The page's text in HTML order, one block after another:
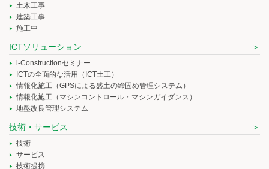
土木工事
建築工事
施工中
ICTソリューション
i-Constructionセミナー
ICTの全面的な活用（ICT土工）
情報化施工（GPSによる盛土の締固め管理システム）
情報化施工（マシンコントロール・マシンガイダンス）
地盤改良管理システム
技術・サービス
技術
サービス
技術提携